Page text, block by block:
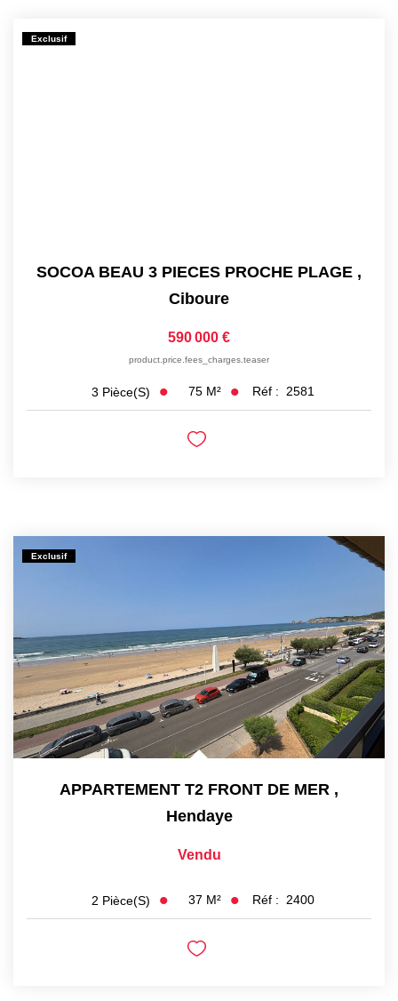
Exclusif
SOCOA BEAU 3 PIECES PROCHE PLAGE ,
Ciboure
590 000 €
product.price.fees_charges.teaser
3 Pièce(s) 75 M² Réf : 2581
Exclusif
APPARTEMENT T2 FRONT DE MER ,
Hendaye
Vendu
2 Pièce(s) 37 M² Réf : 2400